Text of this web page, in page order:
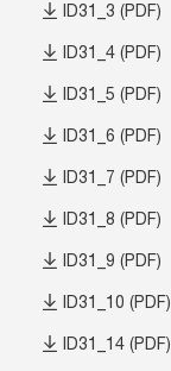
ID31_3 (PDF)
ID31_4 (PDF)
ID31_5 (PDF)
ID31_6 (PDF)
ID31_7 (PDF)
ID31_8 (PDF)
ID31_9 (PDF)
ID31_10 (PDF)
ID31_14 (PDF)